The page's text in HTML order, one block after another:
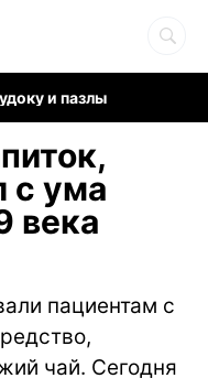
и пазлы
с ума
века
пациентам с
чай. Сегодня